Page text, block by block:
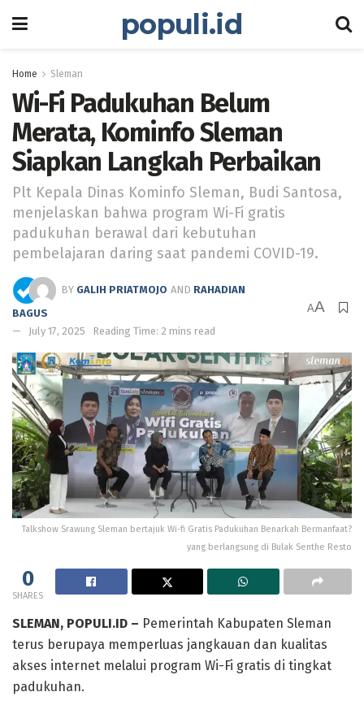
populi.id
Home Sleman
Wi-Fi Padukuhan Belum
Merata, Kominfo Sleman
Siapkan Langkah Perbaikan
Plt Kepala Dinas Kominfo Sleman, Budi Santosa,
menjelaskan bahwa program Wi-Fi gratis
padukuhan berawal dari kebutuhan
pembelajaran daring saat pandemi COVID-19.
BY GALIH PRIATMOJO AND RAHADIAN
BAGUS
July 17, 2025
Reading Time: 2 mins read
AA
Talkshow Srawung Sleman bertajuk Wi-fi Gratis Padukuhan Benarkah Bermanfaat?
yang berlangsung di Bulak Senthe Resto
0
SHARES
SLEMAN, POPULI.ID – Pemerintah Kabupaten Sleman
terus berupaya memperluas jangkauan dan kualitas
akses internet melalui program Wi-Fi gratis di tingkat
padukuhan.